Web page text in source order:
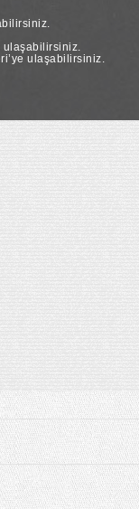
ulaşabilirsiniz.
ulaşabilirsiniz.